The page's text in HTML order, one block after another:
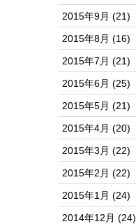
2015年9月 (21)
2015年8月 (16)
2015年7月 (21)
2015年6月 (25)
2015年5月 (21)
2015年4月 (20)
2015年3月 (22)
2015年2月 (22)
2015年1月 (24)
2014年12月 (24)